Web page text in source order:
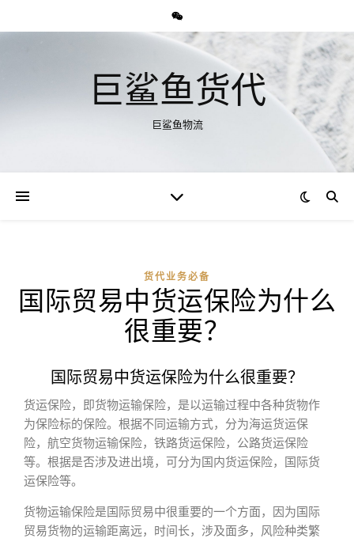
巨鲨鱼货代
巨鲨鱼物流
货代业务必备
国际贸易中货运保险为什么
很重要？
国际贸易中货运保险为什么很重要？
货运保险，即货物运输保险，是以运输过程中各种货物作
为保险标的保险。根据不同运输方式，分为海运货运保
险，航空货物运输保险，铁路货运保险，公路货运保险
等。根据是否涉及进出境，可分为国内货运保险，国际货
运保险等。
货物运输保险是国际贸易中很重要的一个方面，因为国际
贸易货物的运输距离远，时间长，涉及面多，风险种类繁